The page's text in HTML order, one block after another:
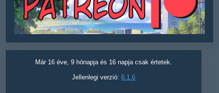
Már 16 éve, 9 hónapja és 16 napja csak értetek.
Jellenlegi verzió: 6.1.6